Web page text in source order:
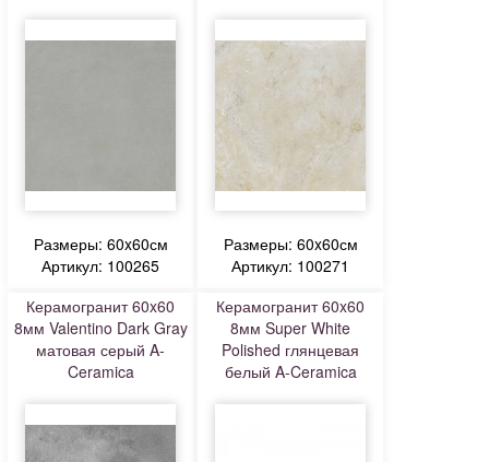
Размеры: 60x60см
Артикул: 100265
Размеры: 60x60см
Артикул: 100271
Керамогранит 60x60
8мм Valentino Dark Gray
матовая серый A-
Ceramica
Керамогранит 60x60
8мм Super White
Polished глянцевая
белый A-Ceramica